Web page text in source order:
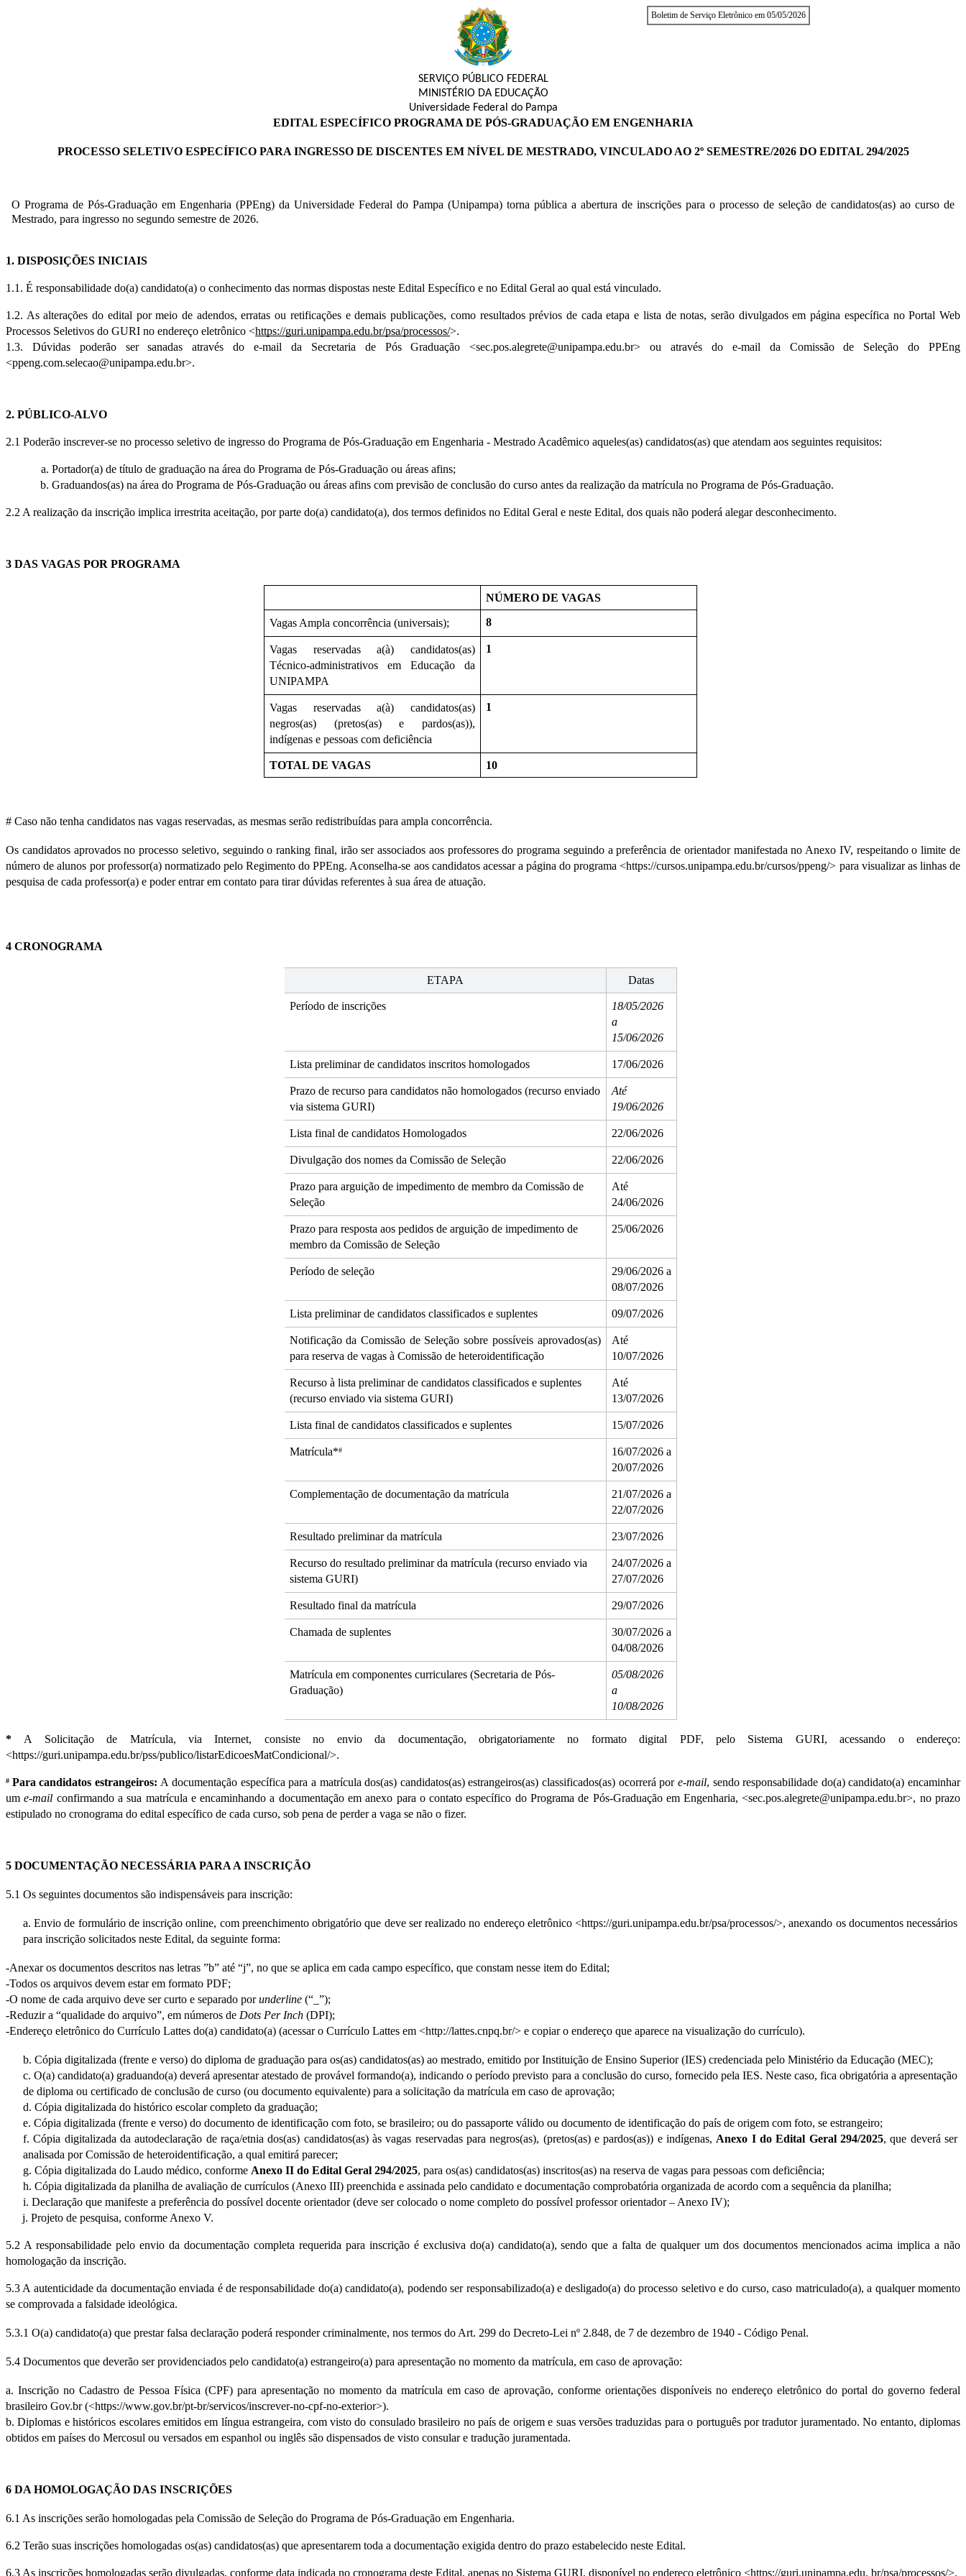
Boletim de Serviço Eletrônico em 05/05/2026
SERVIÇO PÚBLICO FEDERAL
MINISTÉRIO DA EDUCAÇÃO
Universidade Federal do Pampa
EDITAL ESPECÍFICO PROGRAMA DE PÓS-GRADUAÇÃO EM ENGENHARIA
PROCESSO SELETIVO ESPECÍFICO PARA INGRESSO DE DISCENTES EM NÍVEL DE MESTRADO, VINCULADO AO 2º SEMESTRE/2026 DO EDITAL 294/2025
O Programa de Pós-Graduação em Engenharia (PPEng) da Universidade Federal do Pampa (Unipampa) torna pública a abertura de inscrições para o processo de seleção de candidatos(as) ao curso de
Mestrado, para ingresso no segundo semestre de 2026.
1. DISPOSIÇÕES INICIAIS
1.1. É responsabilidade do(a) candidato(a) o conhecimento das normas dispostas neste Edital Específico e no Edital Geral ao qual está vinculado.
1.2. As alterações do edital por meio de adendos, erratas ou retificações e demais publicações, como resultados prévios de cada etapa e lista de notas, serão divulgados em página específica no Portal Web
Processos Seletivos do GURI no endereço eletrônico <https://guri.unipampa.edu.br/psa/processos/>.
1.3. Dúvidas poderão ser sanadas através do e-mail da Secretaria de Pós Graduação <sec.pos.alegrete@unipampa.edu.br> ou através do e-mail da Comissão de Seleção do PPEng
<ppeng.com.selecao@unipampa.edu.br>.
2. PÚBLICO-ALVO
2.1 Poderão inscrever-se no processo seletivo de ingresso do Programa de Pós-Graduação em Engenharia - Mestrado Acadêmico aqueles(as) candidatos(as) que atendam aos seguintes requisitos:
Portador(a) de título de graduação na área do Programa de Pós-Graduação ou áreas afins;
Graduandos(as) na área do Programa de Pós-Graduação ou áreas afins com previsão de conclusão do curso antes da realização da matrícula no Programa de Pós-Graduação.
2.2 A realização da inscrição implica irrestrita aceitação, por parte do(a) candidato(a), dos termos definidos no Edital Geral e neste Edital, dos quais não poderá alegar desconhecimento.
3 DAS VAGAS POR PROGRAMA
NÚMERO DE VAGAS
Vagas Ampla concorrência (universais); 8
Vagas reservadas a(à) candidatos(as)
Técnico-administrativos em Educação da
UNIPAMPA
1
Vagas reservadas a(à) candidatos(as)
negros(as) (pretos(as) e pardos(as)),
indígenas e pessoas com deficiência
1
TOTAL DE VAGAS 10
# Caso não tenha candidatos nas vagas reservadas, as mesmas serão redistribuídas para ampla concorrência.
Os candidatos aprovados no processo seletivo, seguindo o ranking final, irão ser associados aos professores do programa seguindo a preferência de orientador manifestada no Anexo IV, respeitando o limite de
número de alunos por professor(a) normatizado pelo Regimento do PPEng. Aconselha-se aos candidatos acessar a página do programa <https://cursos.unipampa.edu.br/cursos/ppeng/> para visualizar as linhas de
pesquisa de cada professor(a) e poder entrar em contato para tirar dúvidas referentes à sua área de atuação.
4 CRONOGRAMA
ETAPA Datas
Período de inscrições
18/05/2026
a
15/06/2026
Lista preliminar de candidatos inscritos homologados 17/06/2026
Prazo de recurso para candidatos não homologados (recurso enviado
via sistema GURI)
Até
19/06/2026
Lista final de candidatos Homologados 22/06/2026
Divulgação dos nomes da Comissão de Seleção 22/06/2026
Prazo para arguição de impedimento de membro da Comissão de
Seleção
Até
24/06/2026
Prazo para resposta aos pedidos de arguição de impedimento de
membro da Comissão de Seleção
25/06/2026
Período de seleção
29/06/2026 a
08/07/2026
Lista preliminar de candidatos classificados e suplentes 09/07/2026
Notificação da Comissão de Seleção sobre possíveis aprovados(as)
para reserva de vagas à Comissão de heteroidentificação
Até
10/07/2026
Recurso à lista preliminar de candidatos classificados e suplentes
(recurso enviado via sistema GURI)
Até
13/07/2026
Lista final de candidatos classificados e suplentes 15/07/2026
Matrícula*#
16/07/2026 a
20/07/2026
Complementação de documentação da matrícula
21/07/2026 a
22/07/2026
Resultado preliminar da matrícula 23/07/2026
Recurso do resultado preliminar da matrícula (recurso enviado via
sistema GURI)
24/07/2026 a
27/07/2026
Resultado final da matrícula 29/07/2026
Chamada de suplentes
30/07/2026 a
04/08/2026
Matrícula em componentes curriculares (Secretaria de Pós-
Graduação)
05/08/2026
a
10/08/2026
* A Solicitação de Matrícula, via Internet, consiste no envio da documentação, obrigatoriamente no formato digital PDF, pelo Sistema GURI, acessando o endereço:
<https://guri.unipampa.edu.br/pss/publico/listarEdicoesMatCondicional/>.
# Para candidatos estrangeiros: A documentação específica para a matrícula dos(as) candidatos(as) estrangeiros(as) classificados(as) ocorrerá por e-mail, sendo responsabilidade do(a) candidato(a) encaminhar
um e-mail confirmando a sua matrícula e encaminhando a documentação em anexo para o contato específico do Programa de Pós-Graduação em Engenharia, <sec.pos.alegrete@unipampa.edu.br>, no prazo
estipulado no cronograma do edital específico de cada curso, sob pena de perder a vaga se não o fizer.
5 DOCUMENTAÇÃO NECESSÁRIA PARA A INSCRIÇÃO
5.1 Os seguintes documentos são indispensáveis para inscrição:
a. Envio de formulário de inscrição online, com preenchimento obrigatório que deve ser realizado no endereço eletrônico <https://guri.unipampa.edu.br/psa/processos/>, anexando os documentos necessários
para inscrição solicitados neste Edital, da seguinte forma:
-Anexar os documentos descritos nas letras ”b” até “j”, no que se aplica em cada campo específico, que constam nesse item do Edital;
-Todos os arquivos devem estar em formato PDF;
-O nome de cada arquivo deve ser curto e separado por underline (“_”);
-Reduzir a “qualidade do arquivo”, em números de Dots Per Inch (DPI);
-Endereço eletrônico do Currículo Lattes do(a) candidato(a) (acessar o Currículo Lattes em <http://lattes.cnpq.br/> e copiar o endereço que aparece na visualização do currículo).
b. Cópia digitalizada (frente e verso) do diploma de graduação para os(as) candidatos(as) ao mestrado, emitido por Instituição de Ensino Superior (IES) credenciada pelo Ministério da Educação (MEC);
c. O(a) candidato(a) graduando(a) deverá apresentar atestado de provável formando(a), indicando o período previsto para a conclusão do curso, fornecido pela IES. Neste caso, fica obrigatória a apresentação
de diploma ou certificado de conclusão de curso (ou documento equivalente) para a solicitação da matrícula em caso de aprovação;
d. Cópia digitalizada do histórico escolar completo da graduação;
e. Cópia digitalizada (frente e verso) do documento de identificação com foto, se brasileiro; ou do passaporte válido ou documento de identificação do país de origem com foto, se estrangeiro;
f. Cópia digitalizada da autodeclaração de raça/etnia dos(as) candidatos(as) às vagas reservadas para negros(as), (pretos(as) e pardos(as)) e indígenas, Anexo I do Edital Geral 294/2025, que deverá ser
analisada por Comissão de heteroidentificação, a qual emitirá parecer;
g. Cópia digitalizada do Laudo médico, conforme Anexo II do Edital Geral 294/2025, para os(as) candidatos(as) inscritos(as) na reserva de vagas para pessoas com deficiência;
h. Cópia digitalizada da planilha de avaliação de currículos (Anexo III) preenchida e assinada pelo candidato e documentação comprobatória organizada de acordo com a sequência da planilha;
i. Declaração que manifeste a preferência do possível docente orientador (deve ser colocado o nome completo do possível professor orientador – Anexo IV);
j. Projeto de pesquisa, conforme Anexo V.
5.2 A responsabilidade pelo envio da documentação completa requerida para inscrição é exclusiva do(a) candidato(a), sendo que a falta de qualquer um dos documentos mencionados acima implica a não
homologação da inscrição.
5.3 A autenticidade da documentação enviada é de responsabilidade do(a) candidato(a), podendo ser responsabilizado(a) e desligado(a) do processo seletivo e do curso, caso matriculado(a), a qualquer momento
se comprovada a falsidade ideológica.
5.3.1 O(a) candidato(a) que prestar falsa declaração poderá responder criminalmente, nos termos do Art. 299 do Decreto-Lei nº 2.848, de 7 de dezembro de 1940 - Código Penal.
5.4 Documentos que deverão ser providenciados pelo candidato(a) estrangeiro(a) para apresentação no momento da matrícula, em caso de aprovação:
a. Inscrição no Cadastro de Pessoa Física (CPF) para apresentação no momento da matrícula em caso de aprovação, conforme orientações disponíveis no endereço eletrônico do portal do governo federal
brasileiro Gov.br (<https://www.gov.br/pt-br/servicos/inscrever-no-cpf-no-exterior>).
b. Diplomas e históricos escolares emitidos em língua estrangeira, com visto do consulado brasileiro no país de origem e suas versões traduzidas para o português por tradutor juramentado. No entanto, diplomas
obtidos em países do Mercosul ou versados em espanhol ou inglês são dispensados de visto consular e tradução juramentada.
6 DA HOMOLOGAÇÃO DAS INSCRIÇÕES
6.1 As inscrições serão homologadas pela Comissão de Seleção do Programa de Pós-Graduação em Engenharia.
6.2 Terão suas inscrições homologadas os(as) candidatos(as) que apresentarem toda a documentação exigida dentro do prazo estabelecido neste Edital.
6.3 As inscrições homologadas serão divulgadas, conforme data indicada no cronograma deste Edital, apenas no Sistema GURI, disponível no endereço eletrônico <https://guri.unipampa.edu. br/psa/processos/>.